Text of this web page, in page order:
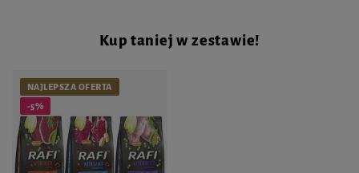
Kup taniej w zestawie!
NAJLEPSZA OFERTA
-5%